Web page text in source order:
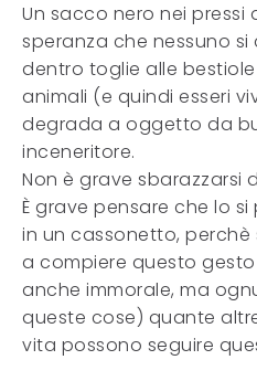
Un sacco nero nei pressi
speranza che nessuno
dentro toglie alle
animali (e quindi esseri
degrada a oggetto da
inceneritore.
Non è grave sbarazzarsi
È grave pensare che lo
in un cassonetto, perchè
a compiere questo
anche immorale, ma
queste cose) quante
vita possono seguire